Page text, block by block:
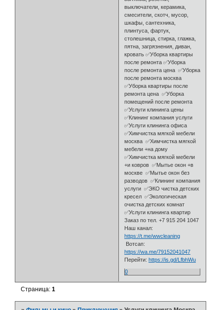
выключатели, керамика,
смесители, скотч, мусор,
шкафы, сантехника,
плинтуса, фартук,
столешница, стирка, глажка,
пятна, загрязнения, диван,
кровать ✅Уборка квартиры
после ремонта ✅Уборка
после ремонта цена ✅Уборка
после ремонта москва
✅Уборка квартиры после
ремонта цена ✅Уборка
помещений после ремонта
✅Услуги клининга цены
✅Клининг компания услуги
✅Услуги клининга офиса
✅Химчистка мягкой мебели
москва ✅Химчистка мягкой
мебели +на дому
✅Химчистка мягкой мебели
+и ковров ✅Мытье окон +в
москве ✅Мытье окон без
разводов ✅Клининг компания
услуги ✅ЭКО чистка детских
кресел ✅Экологическая
очистка детских комнат
✅Услуги клининга квартир
Заказ по тел. +7 915 204 1047
Наш канал:
https://t.me/wwcleaning
Вотсап:
https://wa.me/79152041047
Перейти: https://is.gd/LfbhWu
0
Страница:1